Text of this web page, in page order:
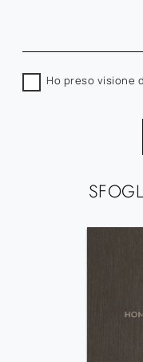
Ho preso visione